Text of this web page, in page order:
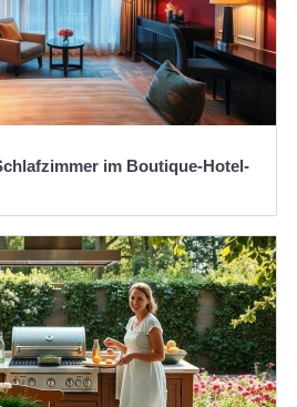
im Boutique-Hotel-